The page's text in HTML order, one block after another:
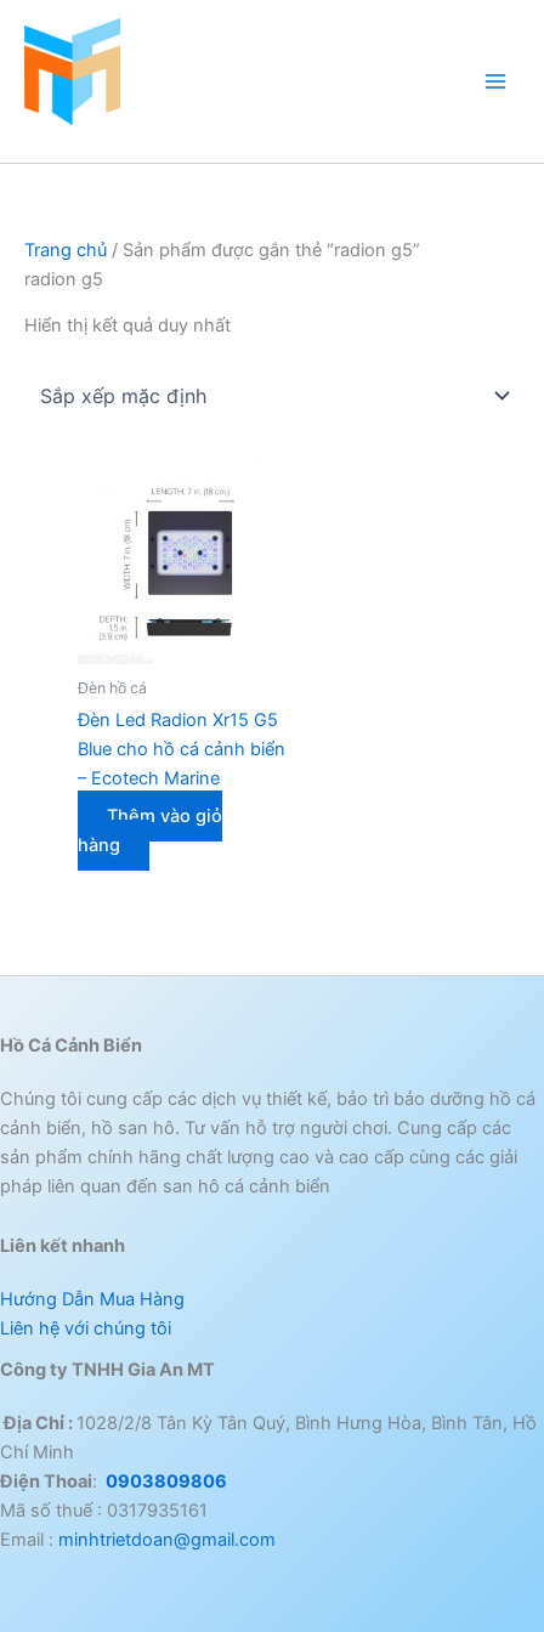
Trang chủ / Sản phẩm được gắn thẻ “radion g5”
radion g5
Hiển thị kết quả duy nhất
Đèn hồ cá
Đèn Led Radion Xr15 G5
Blue cho hồ cá cảnh biển
– Ecotech Marine
Thêm vào giỏ
hàng
Hồ Cá Cảnh Biển
Chúng tôi cung cấp các dịch vụ thiết kế, bảo trì bảo dưỡng hồ cá
cảnh biển, hồ san hô. Tư vấn hỗ trợ người chơi. Cung cấp các
sản phẩm chính hãng chất lượng cao và cao cấp cùng các giải
pháp liên quan đến san hô cá cảnh biển
Liên kết nhanh
Hướng Dẫn Mua Hàng
Liên hệ với chúng tôi
Công ty TNHH Gia An MT
Địa Chỉ : 1028/2/8 Tân Kỳ Tân Quý, Bình Hưng Hòa, Bình Tân, Hồ
Chí Minh
Điện Thoai: 0903809806
Mã số thuế : 0317935161
Email : minhtrietdoan@gmail.com